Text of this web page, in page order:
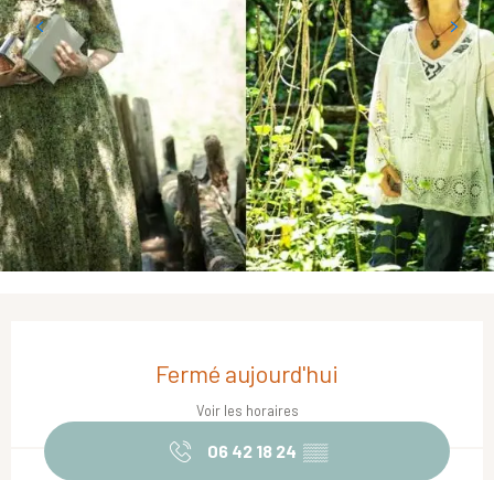
Fermé aujourd'hui
Voir les horaires
06 42 18 24 ▒▒